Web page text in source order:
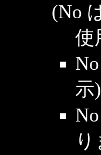
(No
使
示)